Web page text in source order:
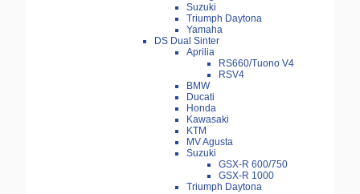
Suzuki
Triumph Daytona
Yamaha
DS Dual Sinter
Aprilia
RS660/Tuono V4
RSV4
BMW
Ducati
Honda
Kawasaki
KTM
MV Agusta
Suzuki
GSX-R 600/750
GSX-R 1000
Triumph Daytona